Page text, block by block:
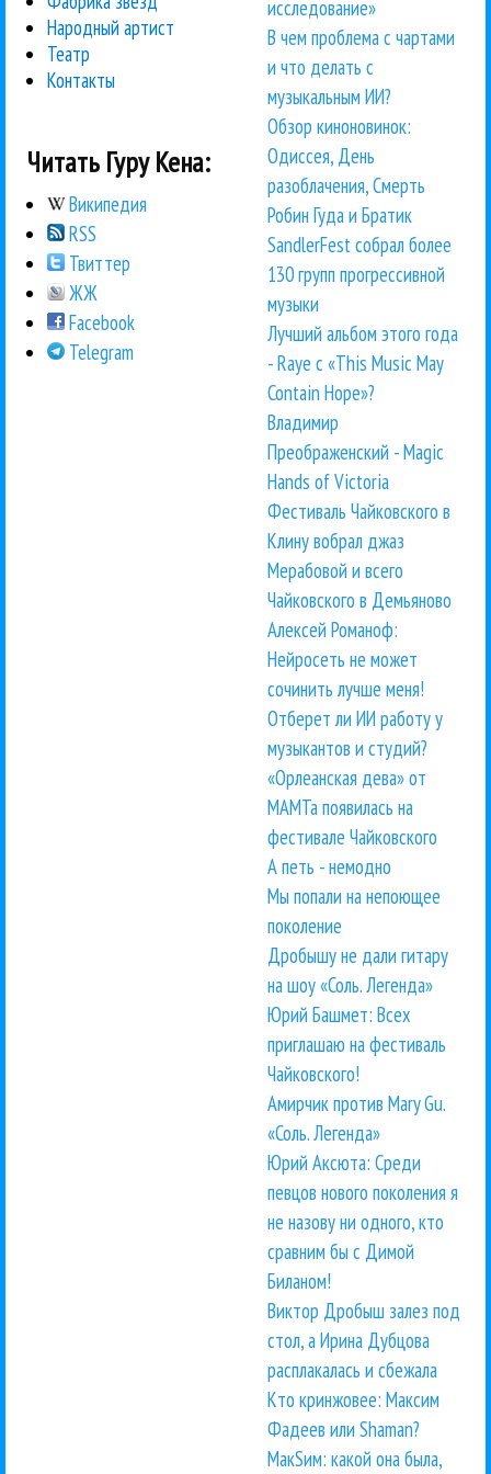
Народный артист
Театр
Контакты
Читать Гуру Кена:
Википедия
RSS
Твиттер
ЖЖ
Facebook
Telegram
исследование»
В чем проблема с чартами
и что делать с
музыкальным ИИ?
Обзор киноновинок:
Одиссея, День
разоблачения, Смерть
Робин Гуда и Братик
SandlerFest собрал более
130 групп прогрессивной
музыки
Лучший альбом этого года
- Raye с «This Music May
Contain Hope»?
Владимир
Преображенский - Magic
Hands of Victoria
Фестиваль Чайковского в
Клину вобрал джаз
Мерабовой и всего
Чайковского в Демьяново
Алексей Романоф:
Нейросеть не может
сочинить лучше меня!
Отберет ли ИИ работу у
музыкантов и студий?
«Орлеанская дева» от
МАМТа появилась на
фестивале Чайковского
А петь - немодно
Мы попали на непоющее
поколение
Дробышу не дали гитару
на шоу «Соль. Легенда»
Юрий Башмет: Всех
приглашаю на фестиваль
Чайковского!
Амирчик против Mary Gu.
«Соль. Легенда»
Юрий Аксюта: Среди
певцов нового поколения я
не назову ни одного, кто
сравним бы с Димой
Биланом!
Виктор Дробыш залез под
стол, а Ирина Дубцова
расплакалась и сбежала
Кто кринжовее: Максим
Фадеев или Shaman?
МакSим: какой она была,